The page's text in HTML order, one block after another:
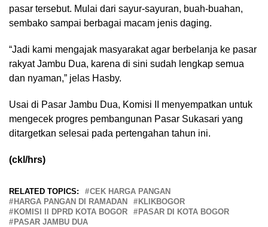
pasar tersebut. Mulai dari sayur-sayuran, buah-buahan,
sembako sampai berbagai macam jenis daging.
“Jadi kami mengajak masyarakat agar berbelanja ke pasar
rakyat Jambu Dua, karena di sini sudah lengkap semua
dan nyaman,” jelas Hasby.
Usai di Pasar Jambu Dua, Komisi II menyempatkan untuk
mengecek progres pembangunan Pasar Sukasari yang
ditargetkan selesai pada pertengahan tahun ini.
(ckl/hrs)
RELATED TOPICS:
CEK HARGA PANGAN
HARGA PANGAN DI RAMADAN
KLIKBOGOR
KOMISI II DPRD KOTA BOGOR
PASAR DI KOTA BOGOR
PASAR JAMBU DUA